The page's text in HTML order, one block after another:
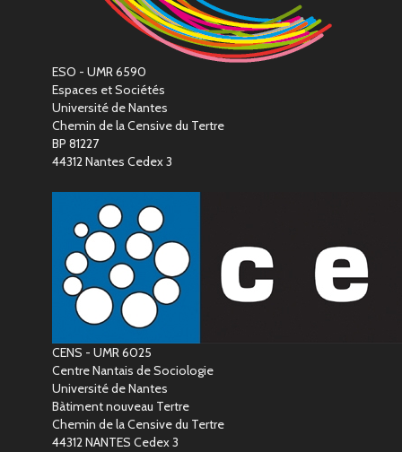
ESO - UMR 6590
Espaces et Sociétés
Université de Nantes
Chemin de la Censive du Tertre
BP 81227
44312 Nantes Cedex 3
CENS - UMR 6025
Centre Nantais de Sociologie
Université de Nantes
Bàtiment nouveau Tertre
Chemin de la Censive du Tertre
44312 NANTES Cedex 3